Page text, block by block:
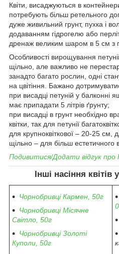
Квіти, висаджуються в
потребують більш ретельного
дуже живильний грунт, пухка і
додаванням гідрогелю або
дренаж великим шаром в 5 см з
Особливості вирощування
щільно, але важливо не
занадто багато рослин, одні
на цвітіння. Бажано
при висадці петуній у балконні
має припадати 5 літрів ґрунту;
при висадці в грунт необхідно
квітки, так для петунії
для крупноквіткової – 20-25 см,
щільно – для більш естетичного
Подивитися/Додати відгук про
Інші насіння квітів
Чорнобривці Кармен, 50г
Чорнобривці Місячне
Світло, 50г
Чорнобривці Золоті
Куполи, 50г